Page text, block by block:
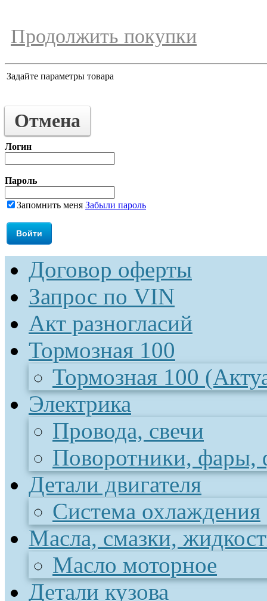
Продолжить покупки
Задайте параметры товара
Отмена
Логин
Пароль
Запомнить меня Забыли пароль
Договор оферты
Запрос по VIN
Акт разногласий
Тормозная 100
Тормозная 100
Электрика
Провода, свечи
Поворотники, фары,
Детали двигателя
Система охлаждения
Масла, смазки,
Масло моторное
Детали кузова